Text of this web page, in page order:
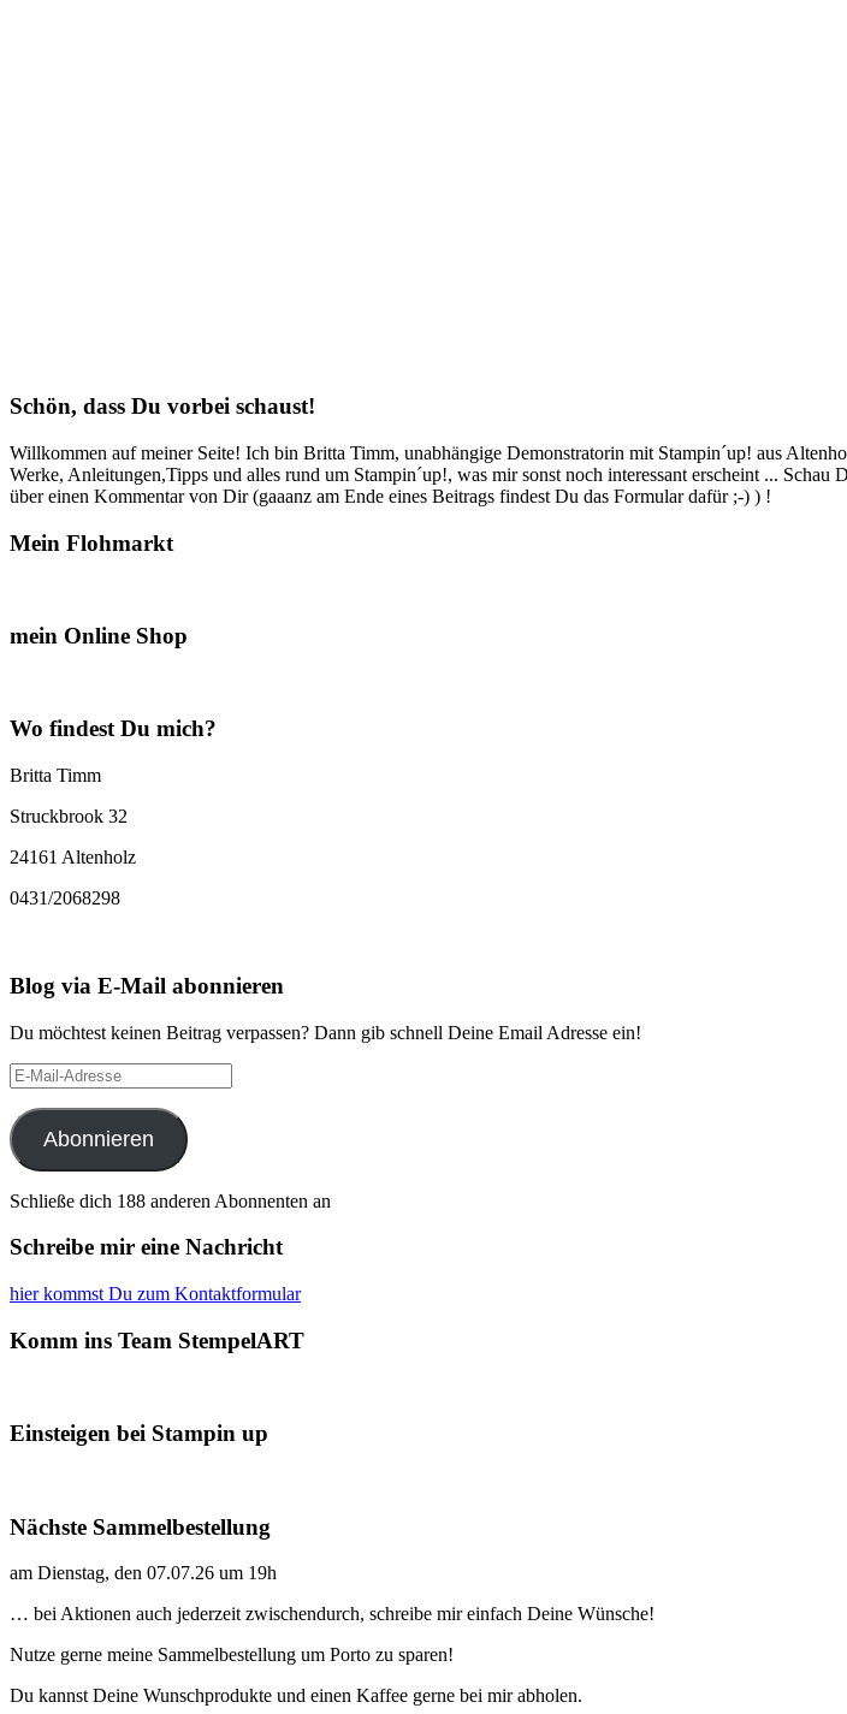
Schön, dass Du vorbei schaust!
Willkommen auf meiner Seite! Ich bin Britta Timm, unabhängige Demonstratorin mit Stampin´up! aus
Werke, Anleitungen,Tipps und alles rund um Stampin´up!, was mir sonst noch interessant erscheint ...
über einen Kommentar von Dir (gaaanz am Ende eines Beitrags findest Du das Formular dafür ;-) ) !
Mein Flohmarkt
mein Online Shop
Wo findest Du mich?
Britta Timm
Struckbrook 32
24161 Altenholz
0431/2068298
Blog via E-Mail abonnieren
Du möchtest keinen Beitrag verpassen? Dann gib schnell Deine Email Adresse ein!
E-
Mail-
Adresse
Abonnieren
Schließe dich 188 anderen Abonnenten an
Schreibe mir eine Nachricht
hier kommst Du zum Kontaktformular
Komm ins Team StempelART
Einsteigen bei Stampin up
Nächste Sammelbestellung
am Dienstag, den 07.07.26 um 19h
… bei Aktionen auch jederzeit zwischendurch, schreibe mir einfach Deine Wünsche!
Nutze gerne meine Sammelbestellung um Porto zu sparen!
Du kannst Deine Wunschprodukte und einen Kaffee gerne bei mir abholen.